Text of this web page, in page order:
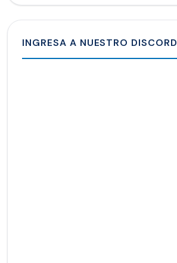
INGRESA A NUESTRO DISCORD